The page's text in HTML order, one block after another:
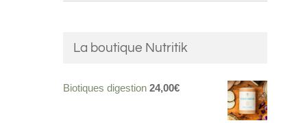
La boutique Nutritik
Biotiques digestion 24,00€